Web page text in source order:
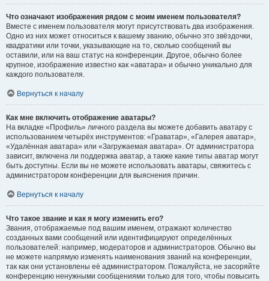
Что означают изображения рядом с моим именем пользователя?
Вместе с именем пользователя могут присутствовать два изображения.
Одно из них может относиться к вашему званию, обычно это звёздочки,
квадратики или точки, указывающие на то, сколько сообщений вы
оставили, или на ваш статус на конференции. Другое, обычно более
крупное, изображение известно как «аватара» и обычно уникально для
каждого пользователя.
Вернуться к началу
Как мне включить отображение аватары?
На вкладке «Профиль» личного раздела вы можете добавить аватару с
использованием четырёх инструментов: «Граватар», «Галерея аватар»,
«Удалённая аватара» или «Загружаемая аватара». От администратора
зависит, включена ли поддержка аватар, а также какие типы аватар могут
быть доступны. Если вы не можете использовать аватары, свяжитесь с
администратором конференции для выяснения причин.
Вернуться к началу
Что такое звание и как я могу изменить его?
Звания, отображаемые под вашим именем, отражают количество
созданных вами сообщений или идентифицируют определённых
пользователей: например, модераторов и администраторов. Обычно вы
не можете напрямую изменять наименования званий на конференции,
так как они установлены её администратором. Пожалуйста, не засоряйте
конференцию ненужными сообщениями только для того, чтобы повысить